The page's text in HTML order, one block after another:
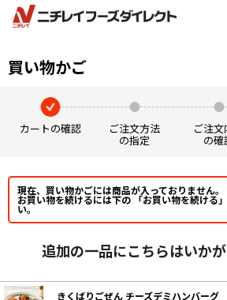
買い物かご
カートの確認 ご注文方法
の指定
ご注
の確
現在、買い物かごには商品が入っておりません。
お買い物を続けるには下の 「お買い物を続ける
い。
追加の一品にこちらはいか
きくばりごぜん チーズデミハンバーグ